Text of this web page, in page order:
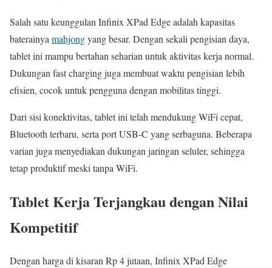
Salah satu keunggulan Infinix XPad Edge adalah kapasitas
baterainyamahjongyang besar. Dengan sekali pengisian daya,
tablet ini mampu bertahan seharian untuk aktivitas kerja normal.
Dukungan fast charging juga membuat waktu pengisian lebih
efisien, cocok untuk pengguna dengan mobilitas tinggi.
Dari sisi konektivitas, tablet ini telah mendukung WiFi cepat,
Bluetooth terbaru, serta port USB-C yang serbaguna. Beberapa
varian juga menyediakan dukungan jaringan seluler, sehingga
tetap produktif meski tanpa WiFi.
Tablet Kerja Terjangkau dengan Nilai
Kompetitif
Dengan harga di kisaran Rp 4 jutaan, Infinix XPad Edge